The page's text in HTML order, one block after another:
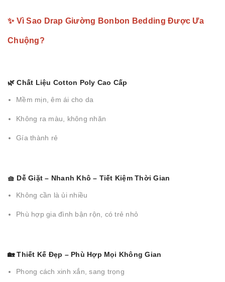
✨ Vì Sao Drap Giường Bonbon Bedding Được Ưa
Chuộng?
🌿 Chất Liệu Cotton Poly Cao Cấp
Mềm mịn, êm ái cho da
Không ra màu, không nhăn
Gía thành rẻ
🧺 Dễ Giặt – Nhanh Khô – Tiết Kiệm Thời Gian
Không cần là ủi nhiều
Phù hợp gia đình bận rộn, có trẻ nhỏ
🏡 Thiết Kế Đẹp – Phù Hợp Mọi Không Gian
Phong cách xinh xắn, sang trọng